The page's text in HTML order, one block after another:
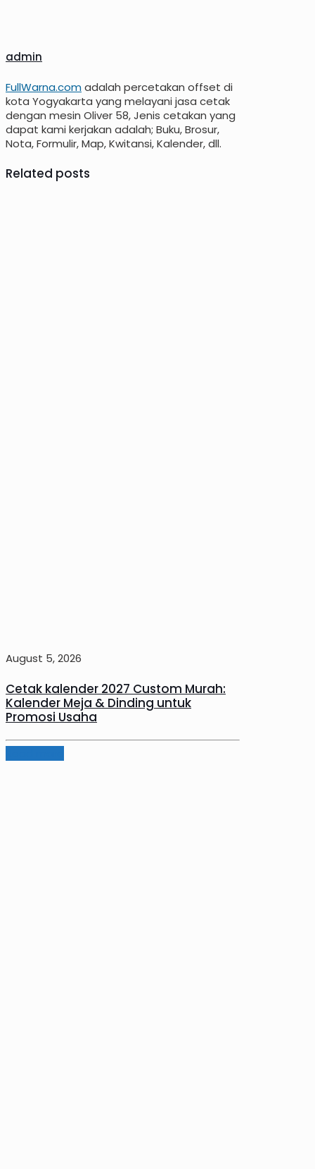
admin
FullWarna.comadalah percetakan offset di
kota Yogyakarta yang melayani jasa cetak
dengan mesin Oliver 58, Jenis cetakan yang
dapat kami kerjakan adalah; Buku, Brosur,
Nota, Formulir, Map, Kwitansi, Kalender, dll.
Related posts
August 5, 2026
Cetak kalender 2027 Custom Murah:
Kalender Meja & Dinding untuk
Promosi Usaha